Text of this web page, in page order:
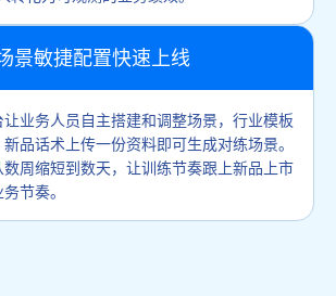
景敏捷配置快速上线
业务人员自主搭建和调整场景，行业模板
品话术上传一份资料即可生成对练场景。
周缩短到数天，让训练节奏跟上新品上市
节奏。